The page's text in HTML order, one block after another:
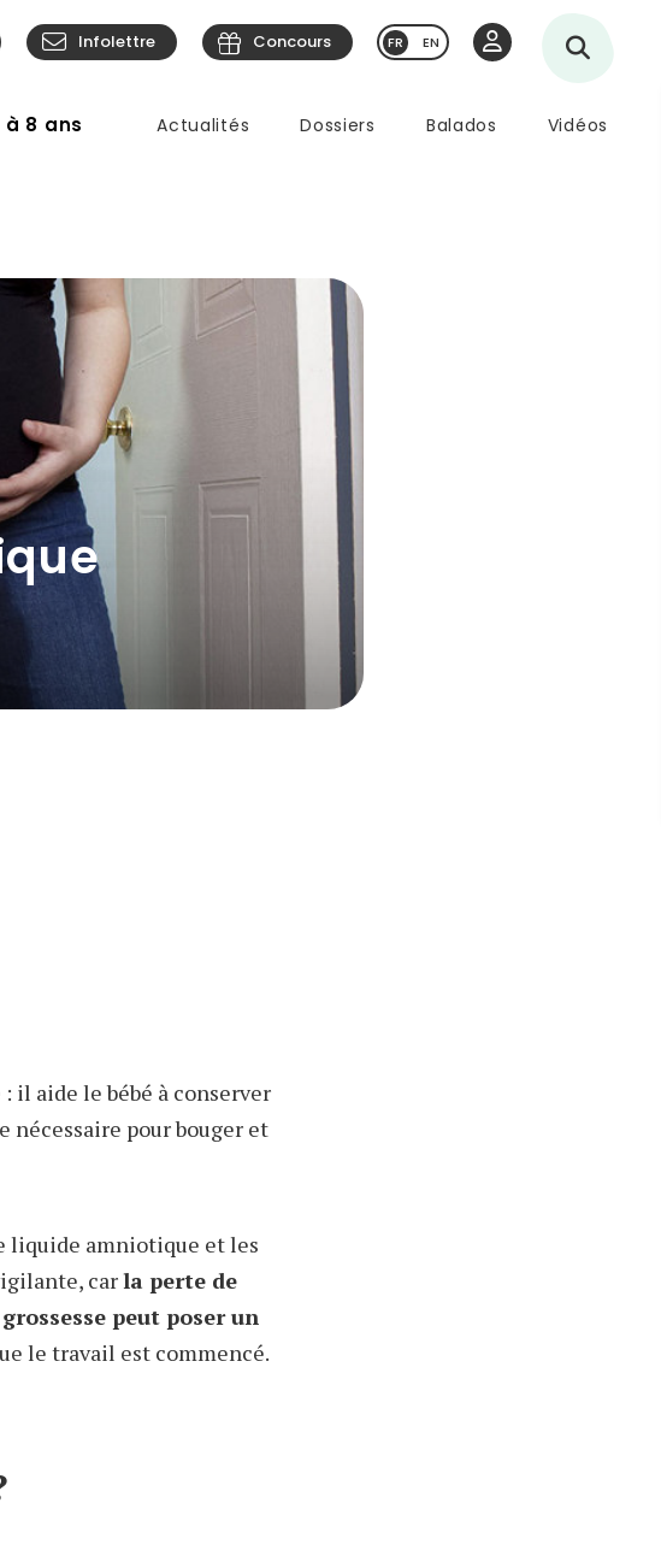
à 8 ans Actualités Dossiers Balados Vidéos
Infolettre Concours EN
il aide le bébé à conserver
nécessaire pour bouger et
liquide amniotique et les
carla perte de
peut poser un
le travail est commencé.